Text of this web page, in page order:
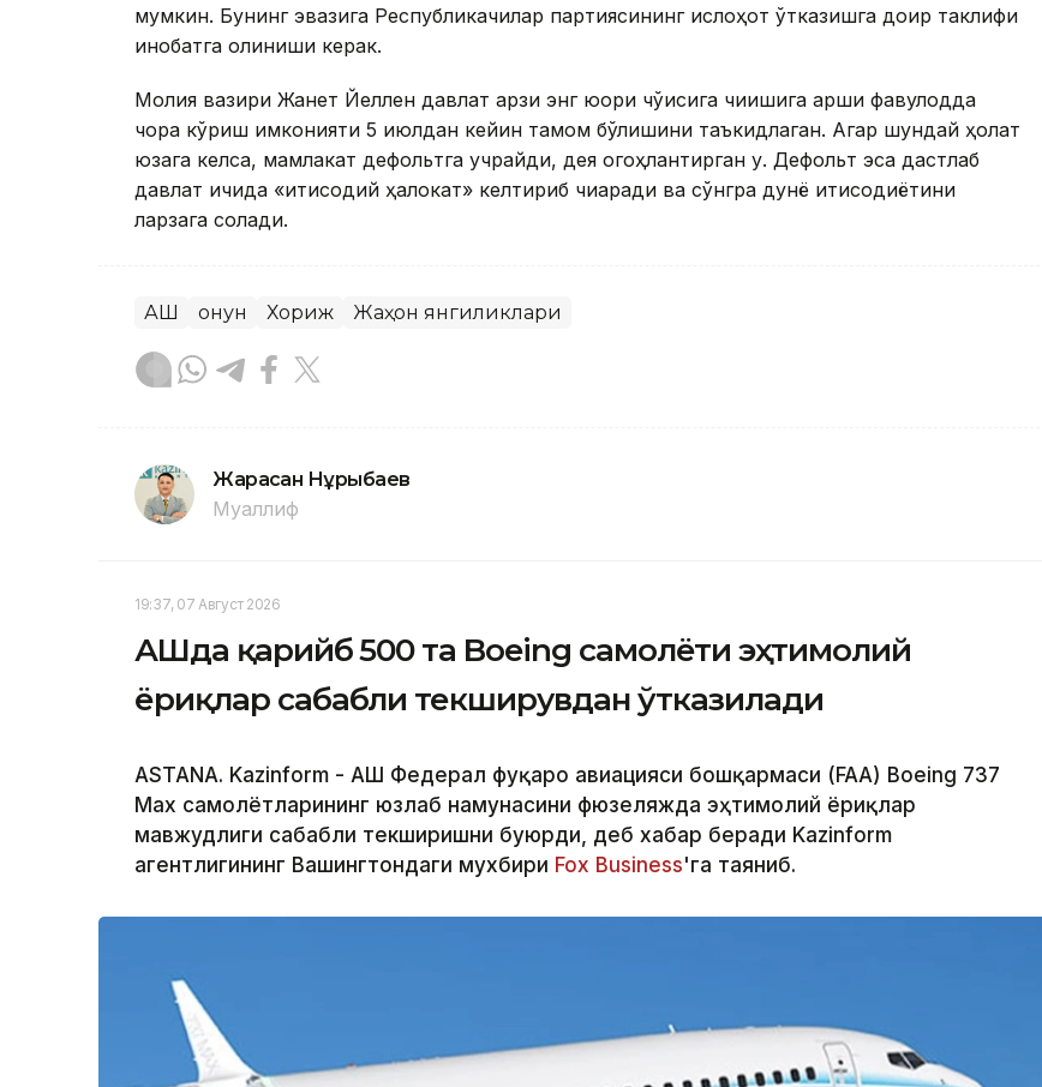
мумкин. Бунинг эвазига Республикачилар партиясининг ислоҳот ўтказишга доир таклифи
инобатга олиниши керак.
Молия вазири Жанет Йеллен давлат қарзи энг юқори чўққисига чиқишига қарши фавқулодда
чора кўриш имконияти 5 июлдан кейин тамом бўлишини таъкидлаган. Агар шундай ҳолат
юзага келса, мамлакат дефольтга учрайди, дея огоҳлантирган у. Дефольт эса дастлаб
давлат ичида «иқтисодий ҳалокат» келтириб чиқаради ва сўнгра дунё иқтисодиётини
ларзага солади.
АҚШ Қонун Хориж Жаҳон янгиликлари
Жарасқан Нұрыбаев
Муаллиф
19:37, 07 Август 2026
АҚШда қарийб 500 та Boeing самолёти эҳтимолий
ёриқлар сабабли текширувдан ўтказилади
ASTANA. Kazinform - АҚШ Федерал фуқаро авиацияси бошқармаси (FAA) Boeing 737
Max самолётларининг юзлаб намунасини фюзеляжда эҳтимолий ёриқлар
мавжудлиги сабабли текширишни буюрди, деб хабар беради Kazinform
агентлигининг Вашингтондаги мухбири Fox Business'га таяниб.